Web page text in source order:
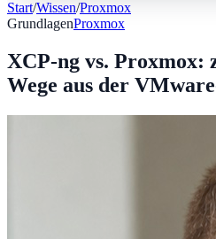
Start/Wissen/Proxmox
GrundlagenProxmox
XCP-ng vs. Proxmox:
Wege aus der